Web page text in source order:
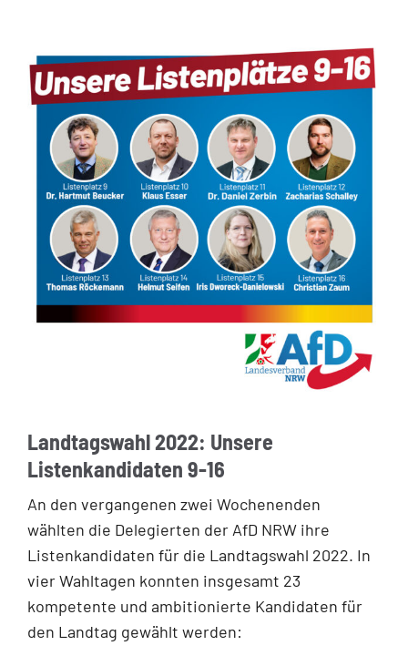
Landtagswahl 2022: Unsere
Listenkandidaten 9-16
An den vergangenen zwei Wochenenden
wählten die Delegierten der AfD NRW ihre
Listenkandidaten für die Landtagswahl 2022. In
vier Wahltagen konnten insgesamt 23
kompetente und ambitionierte Kandidaten für
den Landtag gewählt werden: